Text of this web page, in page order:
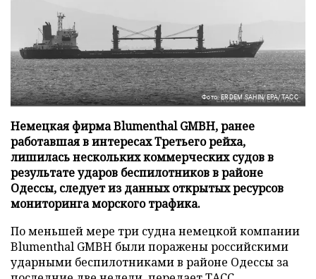
Фото: ERDEM SAHIN/EPA/ТАСС
Немецкая фирма Blumenthal GMBH, ранее
работавшая в интересах Третьего рейха,
лишилась нескольких коммерческих судов в
результате ударов беспилотников в районе
Одессы, следует из данных открытых ресурсов
мониторинга морского трафика.
По меньшей мере три судна немецкой компании
Blumenthal GMBH были поражены российскими
ударными беспилотниками в районе Одессы за